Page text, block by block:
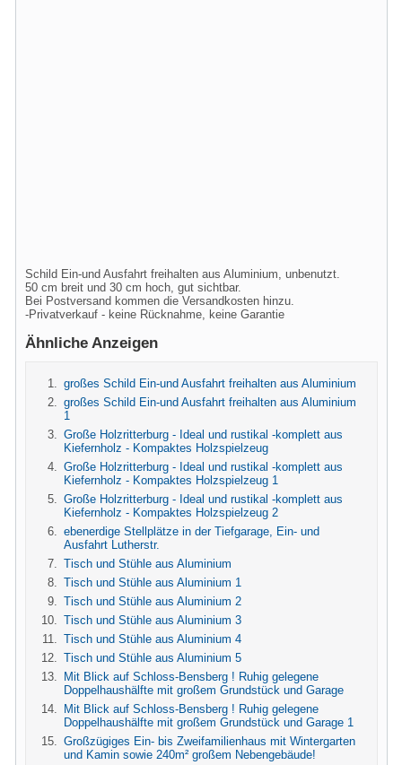
Schild Ein-und Ausfahrt freihalten aus Aluminium, unbenutzt.
50 cm breit und 30 cm hoch, gut sichtbar.
Bei Postversand kommen die Versandkosten hinzu.
-Privatverkauf - keine Rücknahme, keine Garantie
Ähnliche Anzeigen
großes Schild Ein-und Ausfahrt freihalten aus Aluminium
großes Schild Ein-und Ausfahrt freihalten aus Aluminium
1
Große Holzritterburg - Ideal und rustikal -komplett aus
Kiefernholz - Kompaktes Holzspielzeug
Große Holzritterburg - Ideal und rustikal -komplett aus
Kiefernholz - Kompaktes Holzspielzeug 1
Große Holzritterburg - Ideal und rustikal -komplett aus
Kiefernholz - Kompaktes Holzspielzeug 2
ebenerdige Stellplätze in der Tiefgarage, Ein- und
Ausfahrt Lutherstr.
Tisch und Stühle aus Aluminium
Tisch und Stühle aus Aluminium 1
Tisch und Stühle aus Aluminium 2
Tisch und Stühle aus Aluminium 3
Tisch und Stühle aus Aluminium 4
Tisch und Stühle aus Aluminium 5
Mit Blick auf Schloss-Bensberg ! Ruhig gelegene
Doppelhaushälfte mit großem Grundstück und Garage
Mit Blick auf Schloss-Bensberg ! Ruhig gelegene
Doppelhaushälfte mit großem Grundstück und Garage 1
Großzügiges Ein- bis Zweifamilienhaus mit Wintergarten
und Kamin sowie 240m² großem Nebengebäude!